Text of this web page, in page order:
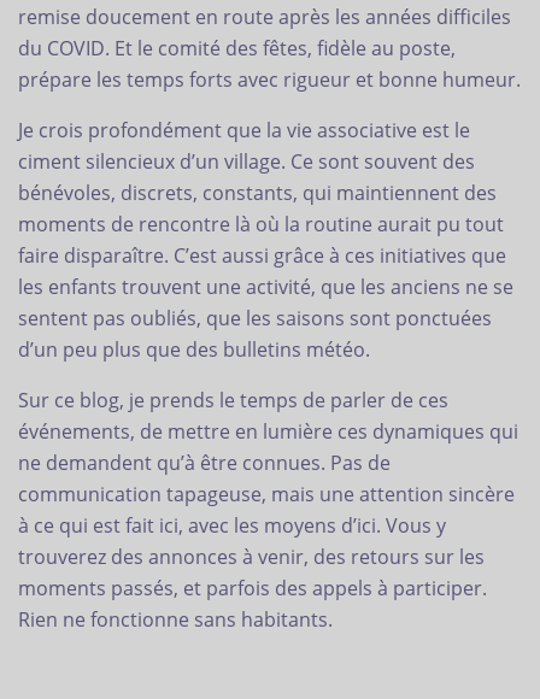
remise doucement en route après les années difficiles
du COVID. Et le comité des fêtes, fidèle au poste,
prépare les temps forts avec rigueur et bonne humeur.
Je crois profondément que la vie associative est le
ciment silencieux d’un village. Ce sont souvent des
bénévoles, discrets, constants, qui maintiennent des
moments de rencontre là où la routine aurait pu tout
faire disparaître. C’est aussi grâce à ces initiatives que
les enfants trouvent une activité, que les anciens ne se
sentent pas oubliés, que les saisons sont ponctuées
d’un peu plus que des bulletins météo.
Sur ce blog, je prends le temps de parler de ces
événements, de mettre en lumière ces dynamiques qui
ne demandent qu’à être connues. Pas de
communication tapageuse, mais une attention sincère
à ce qui est fait ici, avec les moyens d’ici. Vous y
trouverez des annonces à venir, des retours sur les
moments passés, et parfois des appels à participer.
Rien ne fonctionne sans habitants.